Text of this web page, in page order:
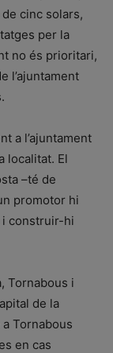
de cinc solars,
per la
no és prioritari,
l’ajuntament
a l’ajuntament
localitat. El
–té de
promotor hi
i construir-hi
Tornabous i
de la
Tornabous
en cas